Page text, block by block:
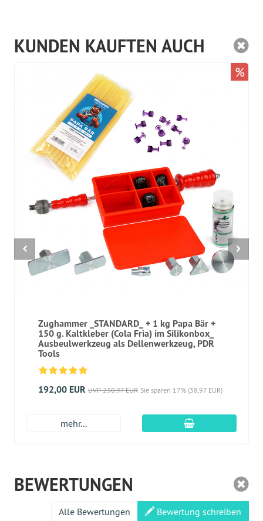
KUNDEN KAUFTEN AUCH
Zughammer _STANDARD_ + 1 kg Papa Bär +
150 g. Kaltkleber (Cola Fria) im Silikonbox_
Ausbeulwerkzeug als Dellenwerkzeug, PDR
Tools
192,00 EUR UVP 230,97 EUR Sie sparen 17% (38,97 EUR)
mehr... In den
%
BEWERTUNGEN
Alle Bewertungen Bewertung schreiben